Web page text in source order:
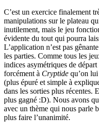
C’est un exercice finalement
manipulations sur le plateau
inutilement, mais le jeu
évidente du tout qui pourra
L’application n’est pas
les parties. Comme tous les
indices asymétriques de
forcément à Cryptide qu’on
(plus épuré et simple à
dans les sorties plus récentes.
plus gagné :D). Nous avons
avec un thème qui nous parle
plus faire l’unanimité.